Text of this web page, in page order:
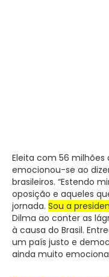
Eleita com 56 milhões
emocionou-se ao
brasileiros. “Estendo
oposição e aqueles
jornada. Sou a
Dilma ao conter as
à causa do Brasil.
um país justo e
ainda muito